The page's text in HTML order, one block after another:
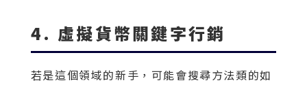
4. 虛擬貨幣關鍵字行銷
若是這個領域的新手，可能會搜尋方法類的如